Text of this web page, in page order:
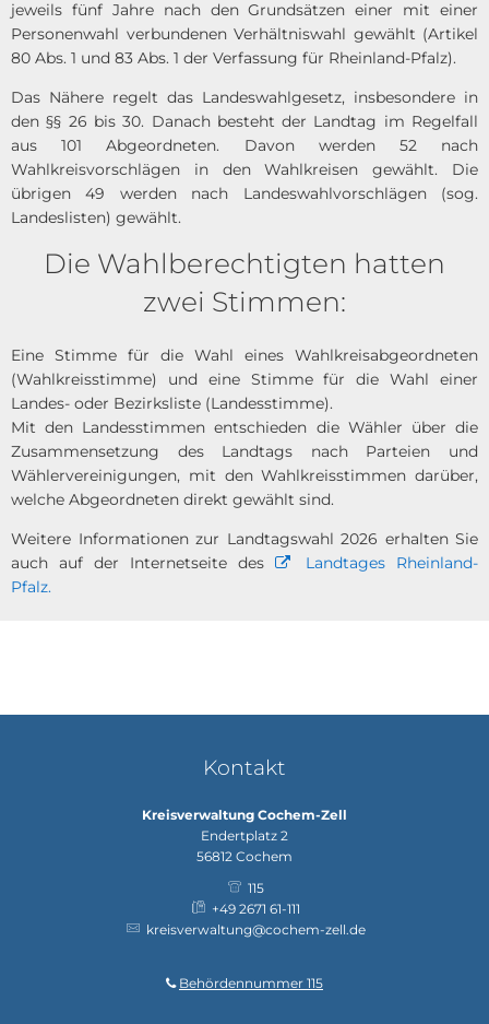
jeweils fünf Jahre nach den Grundsätzen einer mit einer
Personenwahl verbundenen Verhältniswahl gewählt (Artikel
80 Abs. 1 und 83 Abs. 1 der Verfassung für Rheinland-Pfalz).
Das Nähere regelt das Landeswahlgesetz, insbesondere in
den §§ 26 bis 30. Danach besteht der Landtag im Regelfall
aus 101 Abgeordneten. Davon werden 52 nach
Wahlkreisvorschlägen in den Wahlkreisen gewählt. Die
übrigen 49 werden nach Landeswahlvorschlägen (sog.
Landeslisten) gewählt.
Die Wahlberechtigten hatten
zwei Stimmen:
Eine Stimme für die Wahl eines Wahlkreisabgeordneten
(Wahlkreisstimme) und eine Stimme für die Wahl einer
Landes- oder Bezirksliste (Landesstimme).
Mit den Landesstimmen entschieden die Wähler über die
Zusammensetzung des Landtags nach Parteien und
Wählervereinigungen, mit den Wahlkreisstimmen darüber,
welche Abgeordneten direkt gewählt sind.
Weitere Informationen zur Landtagswahl 2026 erhalten Sie
auch auf der Internetseite des
Landtages Rheinland-
Pfalz.
Kontakt
Kreisverwaltung Cochem-Zell
Endertplatz 2
56812 Cochem
115
+49 2671 61-111
kreisverwaltung@cochem-zell.de
Behördennummer 115